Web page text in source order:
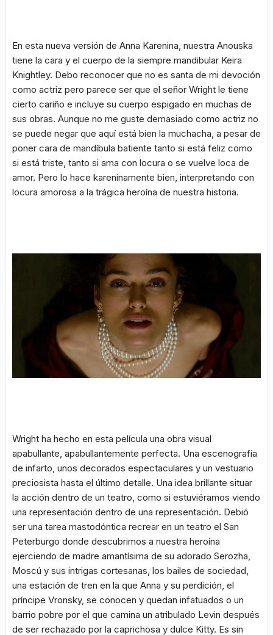
En esta nueva versión de Anna Karenina, nuestra Anouska
tiene la cara y el cuerpo de la siempre mandibular Keira
Knightley. Debo reconocer que no es santa de mi devoción
como actriz pero parece ser que el señor Wright le tiene
cierto cariño e incluye su cuerpo espigado en muchas de
sus obras. Aunque no me guste demasiado como actriz no
se puede negar que aquí está bien la muchacha, a pesar de
poner cara de mandíbula batiente tanto si está feliz como
si está triste, tanto si ama con locura o se vuelve loca de
amor. Pero lo hace kareninamente bien, interpretando con
locura amorosa a la trágica heroína de nuestra historia.
Wright ha hecho en esta película una obra visual
apabullante, apabullantemente perfecta. Una escenografía
de infarto, unos decorados espectaculares y un vestuario
preciosista hasta el último detalle. Una idea brillante situar
la acción dentro de un teatro, como si estuviéramos viendo
una representación dentro de una representación. Debió
ser una tarea mastodóntica recrear en un teatro el San
Peterburgo donde descubrimos a nuestra heroína
ejerciendo de madre amantísima de su adorado Serozha,
Moscú y sus intrigas cortesanas, los bailes de sociedad,
una estación de tren en la que Anna y su perdición, el
príncipe Vronsky, se conocen y quedan infatuados o un
barrio pobre por el que camina un atribulado Levin después
de ser rechazado por la caprichosa y dulce Kitty. Es sin